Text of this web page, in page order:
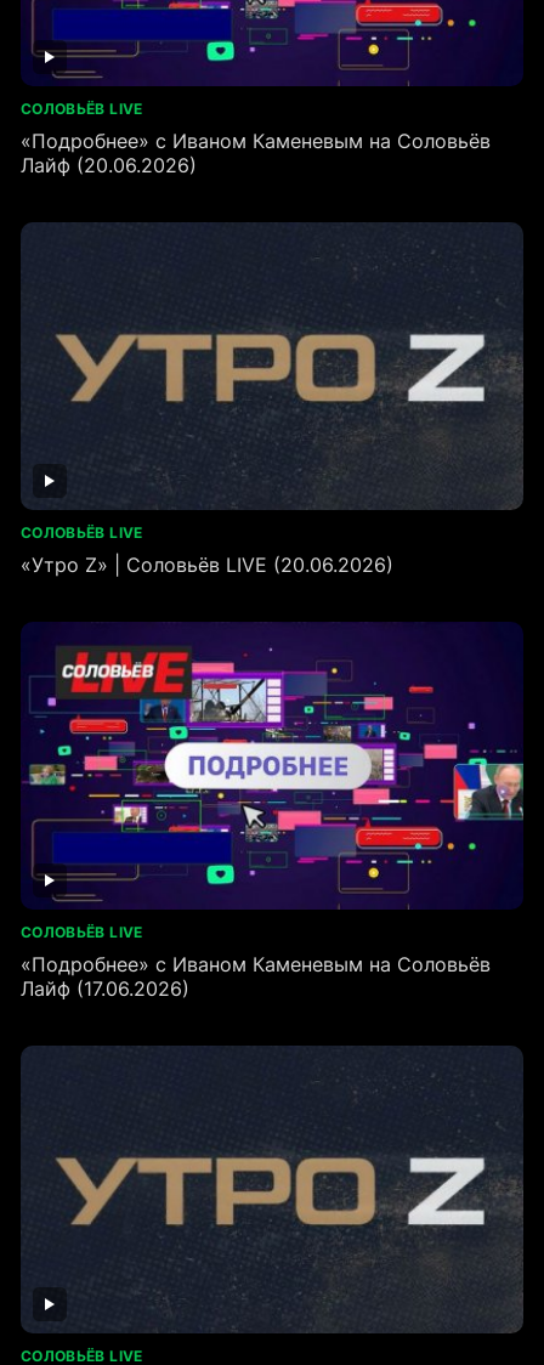
СОЛОВЬЁВ LIVE
«Подробнее» с Иваном Каменевым на Соловьёв
Лайф (20.06.2026)
СОЛОВЬЁВ LIVE
«Утро Z» | Соловьёв LIVE (20.06.2026)
СОЛОВЬЁВ LIVE
«Подробнее» с Иваном Каменевым на Соловьёв
Лайф (17.06.2026)
СОЛОВЬЁВ LIVE